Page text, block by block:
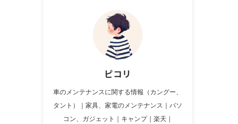
ピコリ
車のメンテナンスに関する情報（カングー、
タント）｜家具、家電のメンテナンス｜パソ
コン、ガジェット｜キャンプ｜楽天｜